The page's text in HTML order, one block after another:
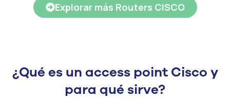
Explorar más Routers CISCO
¿Qué es un access point Cisco y
para qué sirve?